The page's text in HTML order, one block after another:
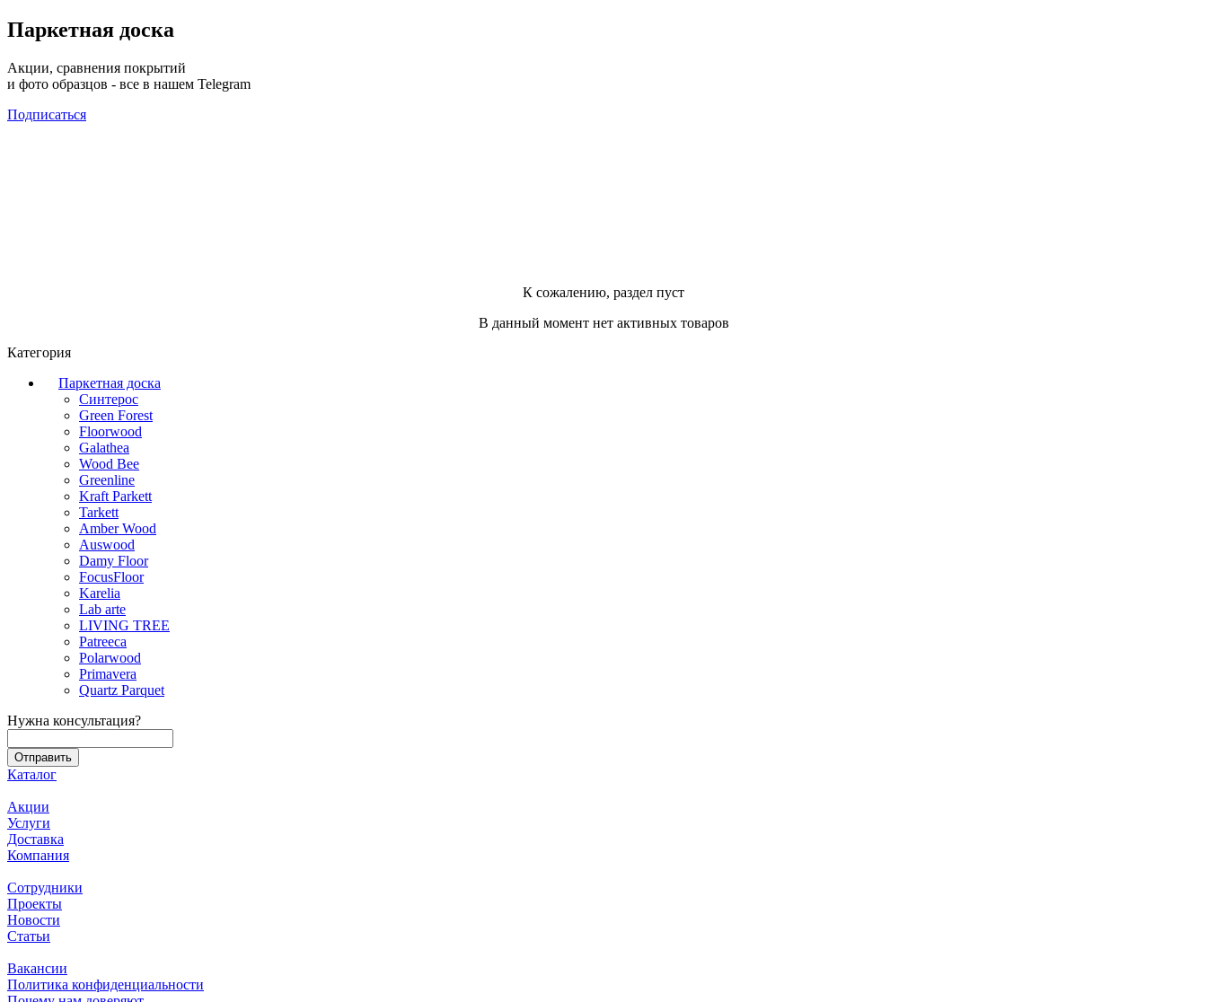
Паркетная доска
Акции, сравнения покрытий
и фото образцов - все в нашем Telegram
Подписаться
К сожалению, раздел пуст
В данный момент нет активных товаров
Категория
Паркетная доска
Синтерос
Green Forest
Floorwood
Galathea
Wood Bee
Greenline
Kraft Parkett
Tarkett
Amber Wood
Auswood
Damy Floor
FocusFloor
Karelia
Lab arte
LIVING TREE
Patreeca
Polarwood
Primavera
Quartz Parquet
Нужна консультация?
Каталог
Акции
Услуги
Доставка
Компания
Сотрудники
Проекты
Новости
Статьи
Вакансии
Политика конфиденциальности